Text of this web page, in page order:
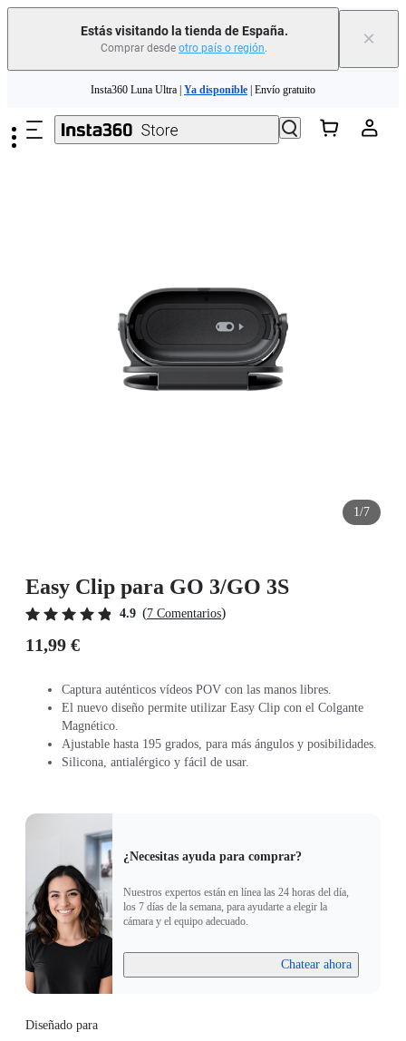
Estás visitando la tienda de España.
Comprar desde otro país o región. ×
Insta360 Luna Ultra | Ya disponible | Envío gratuito
Cambia tu antiguo dispositivo por dinero para tu nueva compra.｜Más
información
1/7
Easy Clip para GO 3/GO 3S
4.9 (7 Comentarios)
11,99 €
Captura auténticos vídeos POV con las manos libres.
El nuevo diseño permite utilizar Easy Clip con el Colgante
Magnético.
Ajustable hasta 195 grados, para más ángulos y posibilidades.
Silicona, antialérgico y fácil de usar.
¿Necesitas ayuda para comprar?
Nuestros expertos están en línea las 24 horas del día,
los 7 días de la semana, para ayudarte a elegir la
cámara y el equipo adecuado.
Chatear ahora
Diseñado para